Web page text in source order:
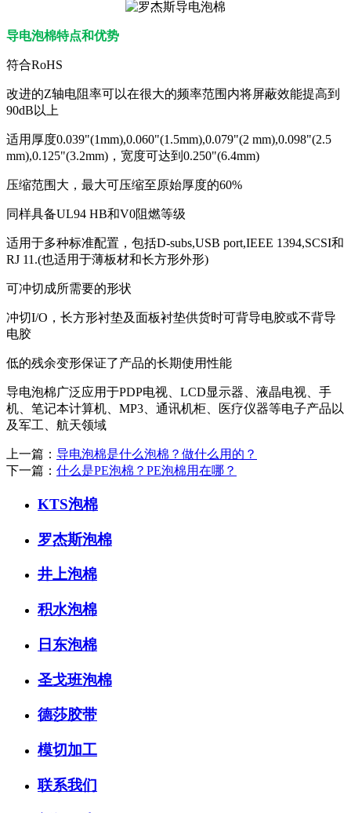
导电泡棉特点和优势
符合RoHS
改进的Z轴电阻率可以在很大的频率范围内将屏蔽效能提高到
90dB以上
适用厚度0.039"(1mm),0.060"(1.5mm),0.079"(2 mm),0.098"(2.5
mm),0.125"(3.2mm)，宽度可达到0.250"(6.4mm)
压缩范围大，最大可压缩至原始厚度的60%
同样具备UL94 HB和V0阻燃等级
适用于多种标准配置，包括D-subs,USB port,IEEE 1394,SCSI和
RJ 11.(也适用于薄板材和长方形外形)
可冲切成所需要的形状
冲切I/O，长方形衬垫及面板衬垫供货时可背导电胶或不背导
电胶
低的残余变形保证了产品的长期使用性能
导电泡棉广泛应用于PDP电视、LCD显示器、液晶电视、手
机、笔记本计算机、MP3、通讯机柜、医疗仪器等电子产品以
及军工、航天领域
上一篇： 导电泡棉是什么泡棉？做什么用的？
下一篇： 什么是PE泡棉？PE泡棉用在哪？
KTS泡棉
罗杰斯泡棉
井上泡棉
积水泡棉
日东泡棉
圣戈班泡棉
德莎胶带
模切加工
联系我们